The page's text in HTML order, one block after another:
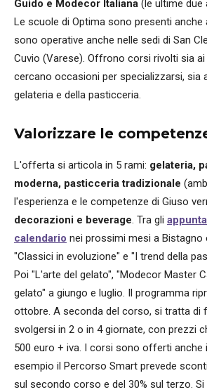
Guido e Modecor Italiana (le ultime due
Le scuole di Optima sono presenti anche
sono operative anche nelle sedi di San
Cuvio (Varese). Offrono corsi rivolti sia
cercano occasioni per specializzarsi, sia
gelateria e della pasticceria.
Valorizzare le
L'offerta si articola in 5 rami: gelateria,
moderna, pasticceria tradizionale
l'esperienza e le competenze di Giuso
decorazioni e beverage. Tra gli
calendario nei prossimi mesi a Bistagno
"Classici in evoluzione" e "I trend della
Poi "L'arte del gelato", "Modecor Master
gelato" a giungo e luglio. Il programma
ottobre. A seconda del corso, si tratta di
svolgersi in 2 o in 4 giornate, con prezzi
500 euro + iva. I corsi sono offerti anche
esempio il Percorso Smart prevede
sul secondo corso e del 30% sul terzo.